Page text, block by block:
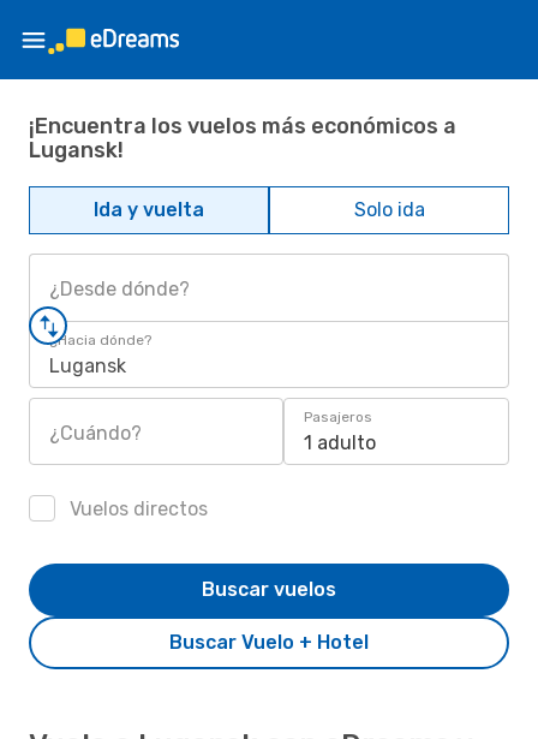
¡Encuentra los vuelos más económicos a
Lugansk!
Ida y vuelta Solo ida
¿Desde dónde?
¿Hacia dónde?
Lugansk
¿Cuándo?
Pasajeros
1 adulto
Vuelos directos
Buscar Vuelo + Hotel
Buscar vuelos